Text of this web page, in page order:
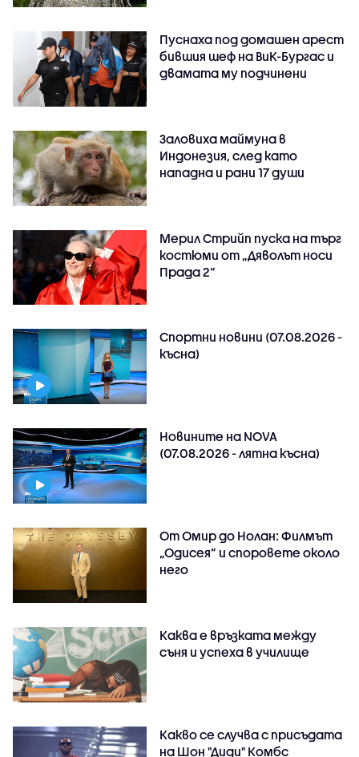
Пуснаха под домашен арест
бившия шеф на ВиК-Бургас и
двамата му подчинени
Заловиха маймуна в
Индонезия, след като
нападна и рани 17 души
Мерил Стрийп пуска на търг
костюми от „Дяволът носи
Прада 2“
Спортни новини (07.08.2026 -
късна)
Новините на NOVA
(07.08.2026 - лятна късна)
От Омир до Нолан: Филмът
„Одисея” и споровете около
него
Каква е връзката между
съня и успеха в училище
Какво се случва с присъдата
на Шон "Диди" Комбс